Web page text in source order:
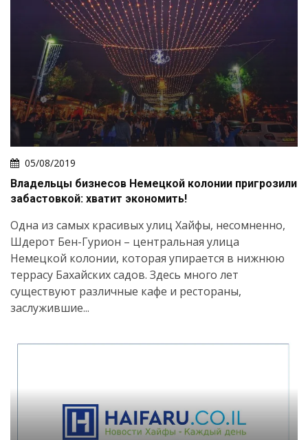
05/08/2019
Владельцы бизнесов Немецкой колонии пригрозили
забастовкой: хватит экономить!
Одна из самых красивых улиц Хайфы, несомненно,
Шдерот Бен-Гурион – центральная улица
Немецкой колонии, которая упирается в нижнюю
террасу Бахайских садов. Здесь много лет
существуют различные кафе и рестораны,
заслужившие...